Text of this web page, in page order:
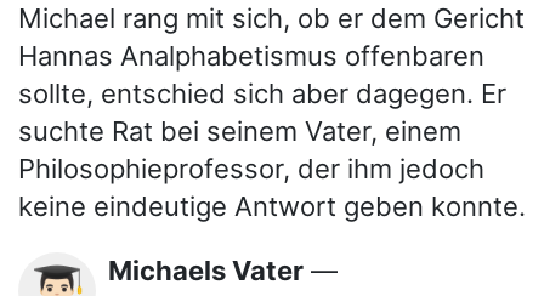
Michael rang mit sich, ob er dem Gericht
Hannas Analphabetismus offenbaren
sollte, entschied sich aber dagegen. Er
suchte Rat bei seinem Vater, einem
Philosophieprofessor, der ihm jedoch
keine eindeutige Antwort geben konnte.
Michaels Vater —